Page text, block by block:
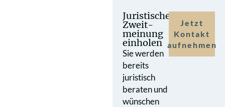
Juristische
Zweit­
meinung
einholen
Sie werden
bereits
juristisch
beraten und
wünschen
Jetzt
Kontakt
aufnehmen